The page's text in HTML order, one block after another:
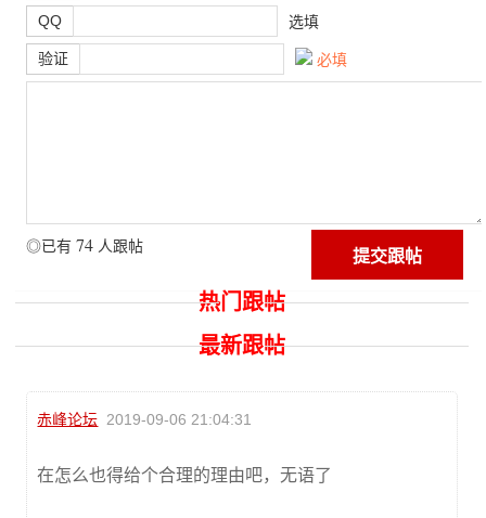
QQ 选填
验证 必填
◎已有 74 人跟帖
热门跟帖
最新跟帖
赤峰论坛 2019-09-06 21:04:31
在怎么也得给个合理的理由吧，无语了